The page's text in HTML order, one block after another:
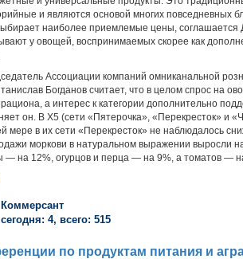
и являются основой многих повседневных
наиболее приемлемые цены,
у овощей, воспринимаемых скорее как
Ассоциации компаний омниканальной
Богданов считает, что в целом спрос на
а интерес к категории дополнительно
он. В X5 (сети «Пятерочка», «Перекресток» и
мере в их сети «Перекресток» не наблюдалось
моркови в натуральном выражении выросли
— на 12%, огурцов и перца — на 9%, а томатов —
Коммерсант
сегодня: 4, всего: 515
по продуктам питания и